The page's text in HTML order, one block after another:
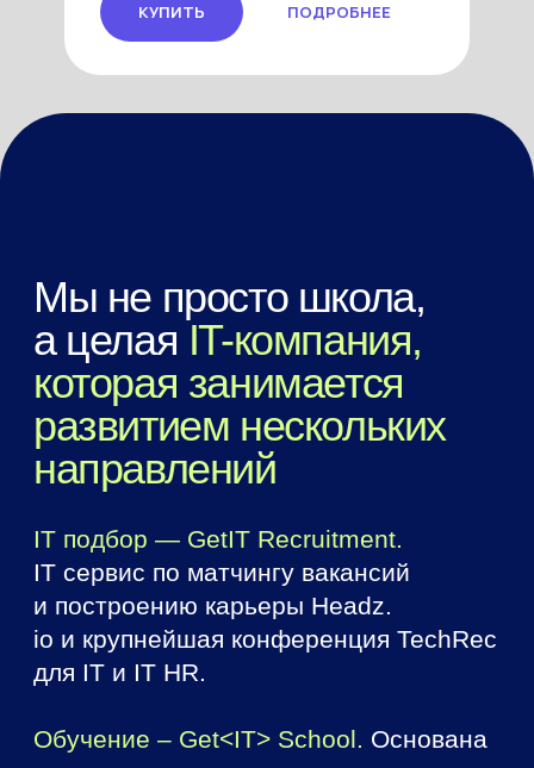
ПОДРОБНЕЕ
КУПИТЬ
Отзывы учеников
Я рекомендую курсы от GetIT, которые
проходят наши сотрудники уже
несколько лет. Я и заказчики очень
довольны их уровнем.
Ненахова
Начальник отдела
IT-подбора в банке
«Открытие»
Читать отзыв полностью
У меня есть
этого курса
Читать отзыв